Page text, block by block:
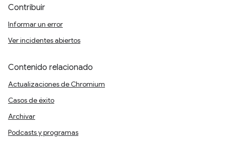
Contribuir
Informar un error
Ver incidentes abiertos
Contenido relacionado
Actualizaciones de Chromium
Casos de éxito
Archivar
Podcasts y programas